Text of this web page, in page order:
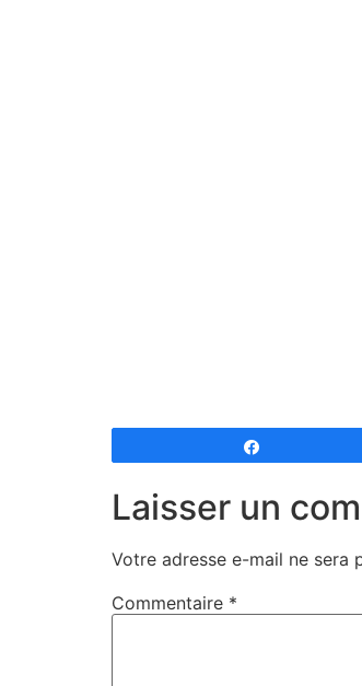
Laisser un
Votre adresse e-mail ne sera
Commentaire *